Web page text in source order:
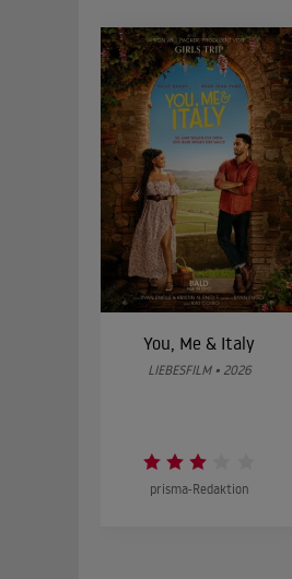
You, Me & Italy
LIEBESFILM • 2026
prisma-Redaktion